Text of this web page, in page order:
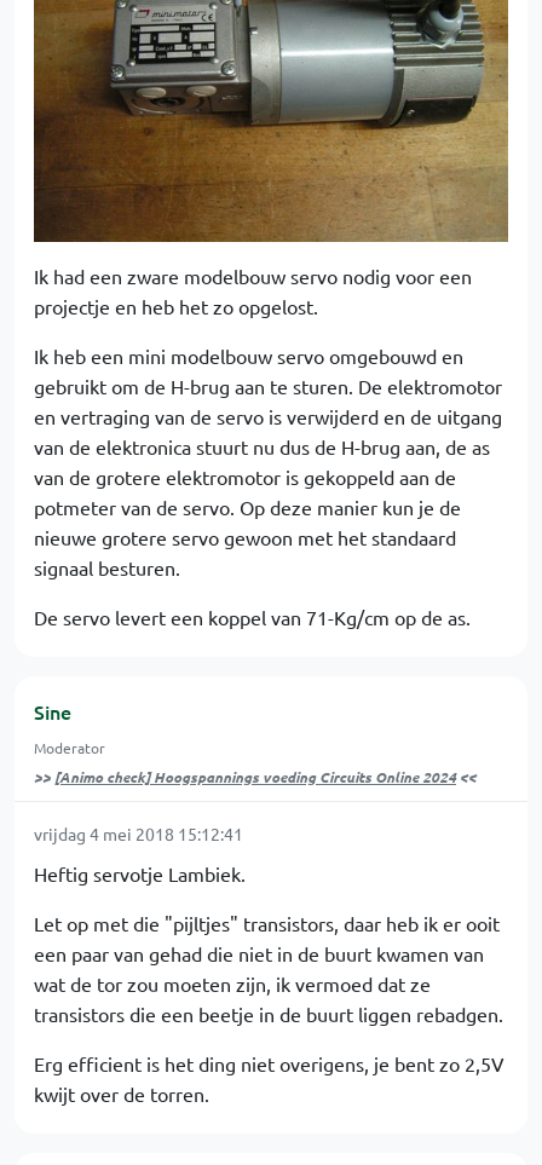
Ik had een zware modelbouw servo nodig voor een
projectje en heb het zo opgelost.
Ik heb een mini modelbouw servo omgebouwd en
gebruikt om de H-brug aan te sturen. De elektromotor
en vertraging van de servo is verwijderd en de uitgang
van de elektronica stuurt nu dus de H-brug aan, de as
van de grotere elektromotor is gekoppeld aan de
potmeter van de servo. Op deze manier kun je de
nieuwe grotere servo gewoon met het standaard
signaal besturen.
De servo levert een koppel van 71-Kg/cm op de as.
Sine
Moderator
>> [Animo check] Hoogspannings voeding Circuits Online 2024<<
vrijdag 4 mei 2018 15:12:41
Heftig servotje Lambiek.
Let op met die "pijltjes" transistors, daar heb ik er ooit
een paar van gehad die niet in de buurt kwamen van
wat de tor zou moeten zijn, ik vermoed dat ze
transistors die een beetje in de buurt liggen rebadgen.
Erg efficient is het ding niet overigens, je bent zo 2,5V
kwijt over de torren.